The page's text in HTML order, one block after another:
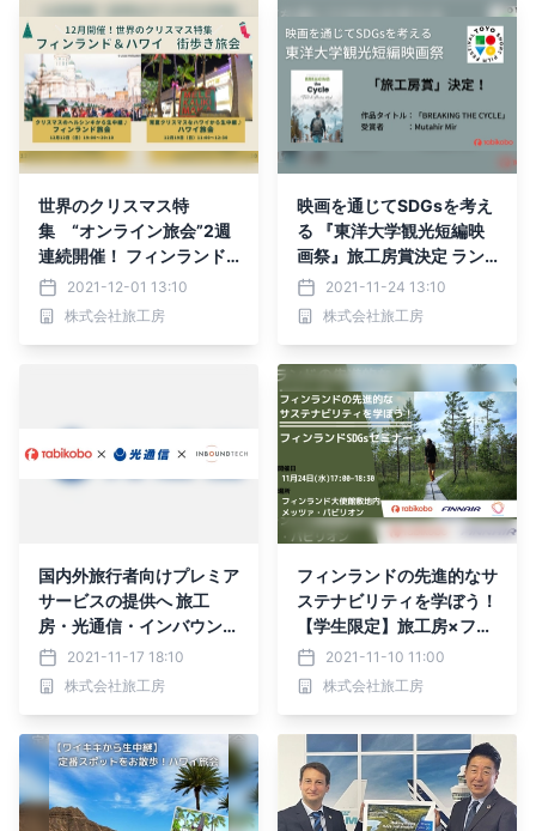
世界のクリスマス特
集 “オンライン旅会”2週
連続開催！ フィンランド
＆ハワイから生中継で
『冬』と『夏』のクリスマ
スをお届け！ 街歩きオン
2021-12-01 13:10
株式会社旅工房
映画を通じてSDGsを考え
る 『東洋大学観光短編映
画祭』旅工房賞決定 ラン
カウイ島を舞台にした作品
をツアー化へ！
2021-11-24 13:10
株式会社旅工房
国内外旅行者向けプレミア
サービスの提供へ 旅工
房・光通信・インバウンド
テック 共同出資による合
弁会社設立のお知らせ
2021-11-17 18:10
株式会社旅工房
フィンランドの先進的なサ
ステナビリティを学ぼう！
【学生限定】旅工房×フィ
ンエアー×フィンランド政
府観光局 フィンランドS
DGsセミナー 11月24日
2021-11-10 11:00
株式会社旅工房